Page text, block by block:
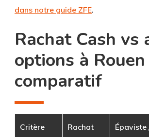
dans notre guide ZFE.
Rachat Cash vs
options à
comparatif
Critère
Rachat
Épaviste